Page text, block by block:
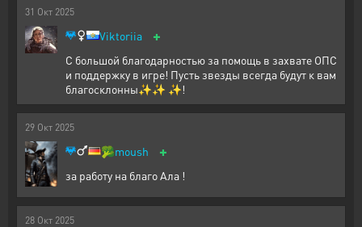
31 Окт 2025
Viktoriia +
С большой благодарностью за помощь в захвате ОПС
и поддержку в игре! Пусть звезды всегда будут к вам
благосклонны✨✨ ✨!
29 Окт 2025
🥦moush +
за работу на благо Ала !
28 Окт 2025